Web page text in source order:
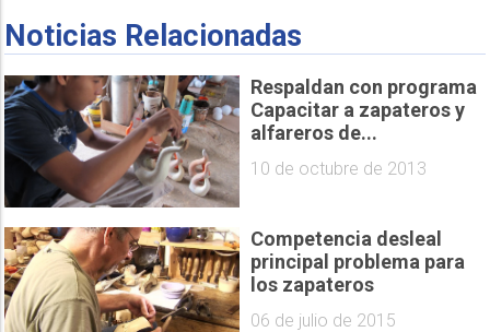
Noticias Relacionadas
Respaldan con programa
Capacitar a zapateros y
alfareros de...
10 de octubre de 2013
Competencia desleal
principal problema para
los zapateros
06 de julio de 2015